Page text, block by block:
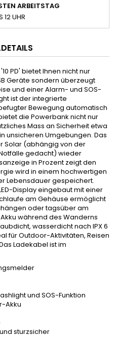
ARBEITSTAG
12 UHR
PD' bietet Ihnen nicht nur
Geräte sondern überzeugt
und einer Alarm- und SOS-
ist der integrierte
Bewegung automatisch
die Powerbank nicht nur
Mass an Sicherheit etwa
unsicheren Umgebungen. Das
Solar (abhängig von der
gedacht) wieder
in Prozent zeigt den
wird in einem hochwertigen
Lebensdauer gespeichert.
Display eingebaut mit einer
am Gehäuse ermöglicht
oder tagsüber am
während des Wanderns
wasserdicht nach IPX 6
für Outdoor-Aktivitäten, Reisen
Ladekabel ist im
und SOS-Funktion
Akku
sturzsicher